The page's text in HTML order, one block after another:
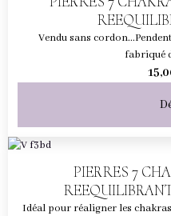
Vendu sans
fabriqué
PIERRES 7
Idéal pour réaligner les